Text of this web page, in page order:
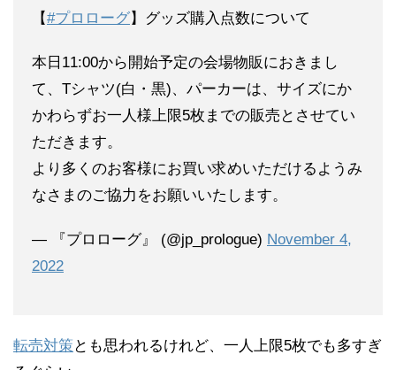
【#プロローグ】グッズ購入点数について
本日11:00から開始予定の会場物販におきまし
て、Tシャツ(白・黒)、パーカーは、サイズにか
かわらずお一人様上限5枚までの販売とさせてい
ただきます。
より多くのお客様にお買い求めいただけるようみ
なさまのご協力をお願いいたします。
— 『プロローグ』 (@jp_prologue) November 4,
2022
転売対策 とも思われるけれど、一人上限5枚でも多すぎ